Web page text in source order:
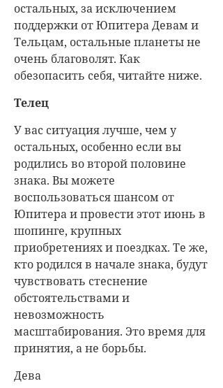
остальных, за исключением
поддержки от Юпитера Девам и
Тельцам, остальные планеты не
очень благоволят. Как
обезопасить себя, читайте ниже.
Телец
У вас ситуация лучше, чем у
остальных, особенно если вы
родились во второй половине
знака. Вы можете
воспользоваться шансом от
Юпитера и провести этот июнь в
шопинге, крупных
приобретениях и поездках. Те же,
кто родился в начале знака, будут
чувствовать стеснение
обстоятельствами и
невозможность
масштабирования. Это время для
принятия, а не борьбы.
Дева